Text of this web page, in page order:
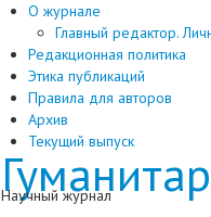
О журнале
Главный редактор.
Редакционная политика
Этика публикаций
Правила для авторов
Архив
Текущий выпуск
Научный журнал